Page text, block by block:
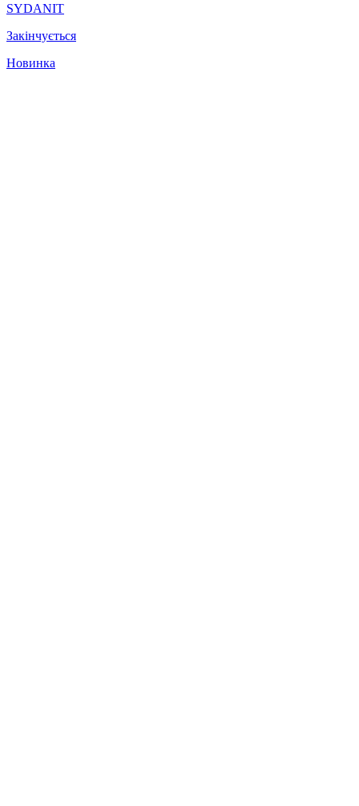
SYDANIT
Закінчується
Новинка